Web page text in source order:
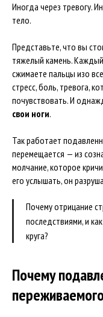
Иногда через тревогу.
тело.
Представьте, что вы
тяжелый камень.
сжимаете пальцы изо
стресс, боль, тревога,
почувствовать. И
свои ноги.
Так работает
перемещается — из
молчание, которое
его услышать, он
Почему отрицание
последствиями, и
круга?
Почему